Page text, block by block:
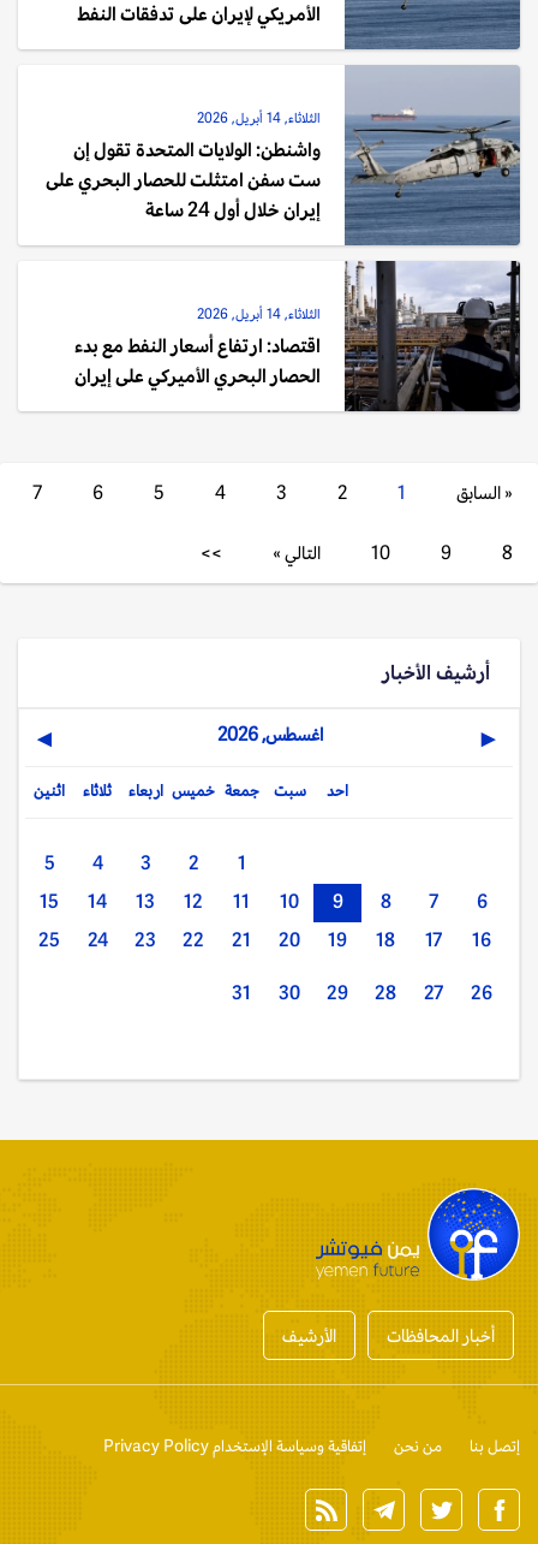
الأمريكي لإيران على تدفقات النفط
الثلاثاء, 14 أبريل, 2026
واشنطن: الولايات المتحدة تقول إن
ست سفن امتثلت للحصار البحري على
إيران خلال أول 24 ساعة
الثلاثاء, 14 أبريل, 2026
اقتصاد: ارتفاع أسعار النفط مع بدء
الحصار البحري الأميركي على إيران
« السابق 1
2
3
4
5
6
7
8
9
10 التالي » >>
أرشيف الأخبار
◀ اغسطس, 2026 ▶
اثنين ثلاثاء اربعاء خميس جمعة سبت احد
1
2
3
4
5
6
7
8
9
10
11
12
13
14
15
16
17
18
19
20
21
22
23
24
25
26
27
28
29
30
31
أخبار المحافظات الأرشيف
إتصل بنا من نحن إتفاقية وسياسة الإستخدام Privacy Policy